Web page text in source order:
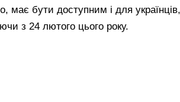
має бути доступним і для
з 24 лютого цього року.